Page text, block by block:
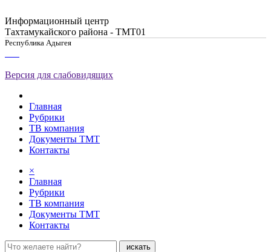
Информационный центр
Тахтамукайского района - ТМТ01
Республика Адыгея
Версия для слабовидящих
Главная
Рубрики
ТВ компания
Документы ТМТ
Контакты
×
Главная
Рубрики
ТВ компания
Документы ТМТ
Контакты
искать